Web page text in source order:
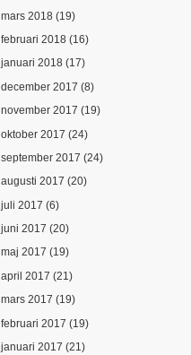
mars 2018(19)
februari 2018(16)
januari 2018(17)
december 2017 (8)
november 2017 (19)
oktober 2017 (24)
september 2017 (24)
augusti 2017 (20)
juli 2017 (6)
juni 2017 (20)
maj 2017 (19)
april 2017 (21)
mars 2017 (19)
februari 2017 (19)
januari 2017 (21)